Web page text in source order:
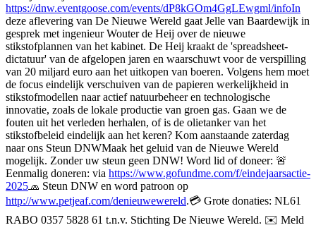
https://dnw.eventgoose.com/events/dP8kGOm4GgLEwgml/infoIn
deze aflevering van De Nieuwe Wereld gaat Jelle van Baardewijk in
gesprek met ingenieur Wouter de Heij over de nieuwe
stikstofplannen van het kabinet. De Heij kraakt de 'spreadsheet-
dictatuur' van de afgelopen jaren en waarschuwt voor de verspilling
van 20 miljard euro aan het uitkopen van boeren. Volgens hem moet
de focus eindelijk verschuiven van de papieren werkelijkheid in
stikstofmodellen naar actief natuurbeheer en technologische
innovatie, zoals de lokale productie van groen gas. Gaan we de
fouten uit het verleden herhalen, of is de olietanker van het
stikstofbeleid eindelijk aan het keren? Kom aanstaande zaterdag
naar ons Steun DNWMaak het geluid van de Nieuwe Wereld
mogelijk. Zonder uw steun geen DNW! Word lid of doneer: 🚨
Eenmalig doneren: via https://www.gofundme.com/f/eindejaarsactie-
2025 🧢 Steun DNW en word patroon op
http://www.petjeaf.com/denieuwewereld.💳 Grote donaties: NL61
RABO 0357 5828 61 t.n.v. Stichting De Nieuwe Wereld. ✉️ Meld